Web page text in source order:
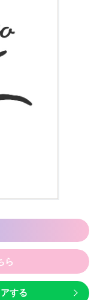
ら
する